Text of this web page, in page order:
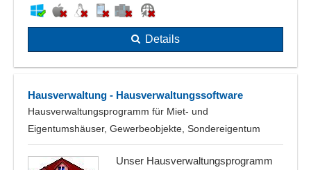
Details
Hausverwaltung - Hausverwaltungssoftware
Hausverwaltungsprogramm für Miet- und
Eigentumshäuser, Gewerbeobjekte, Sondereigentum
Unser Hausverwaltungsprogramm